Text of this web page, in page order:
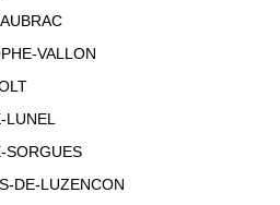
VALLON
LUNEL
SORGUES
DE-LUZENCON